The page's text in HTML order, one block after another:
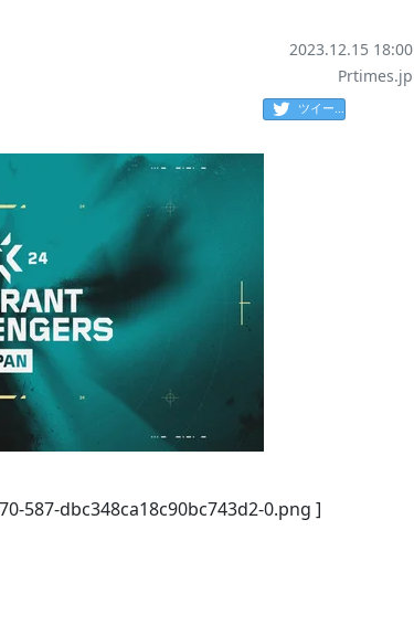
2023.12.15 18:00
Prtimes.jp
ツイート
587-dbc348ca18c90bc743d2-0.png ]